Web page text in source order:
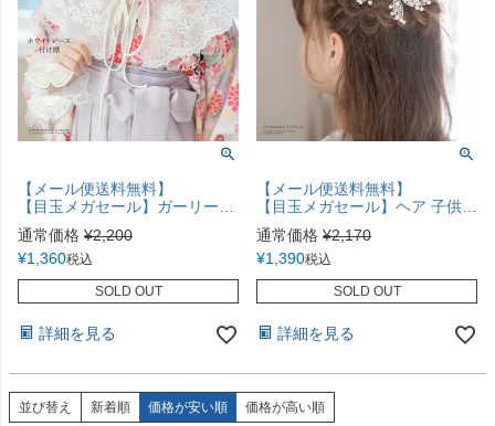
【メール便送料無料】
【目玉メガセール】ガーリー要素をお手軽にプラス！ホワイトレースの付け襟 つけ襟 アクセサリー 刺繍 レイヤード スカラップ スパンコール 花柄 白 キャサリンコテージ YUP12《メール便優先商品》
通常価格 ¥2,200
¥1,360税込
SOLD OUT
詳細を見る
【メール便送料無料】
【目玉メガセール】ヘア 子供 髪飾り パール＆ビジューのフローラルヘアクリップラインストーン リボンヘッドドレス YUP12《メール便優先商品》 アクセサリー ヘアアクセサリー
通常価格 ¥2,170
¥1,390税込
SOLD OUT
詳細を見る
並び替え 新着順 価格が安い順 価格が高い順